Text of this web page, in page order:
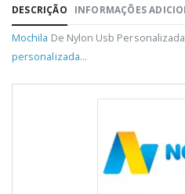
DESCRIÇÃO INFORMAÇÕES
Mochila De Nylon Usb
personalizada...